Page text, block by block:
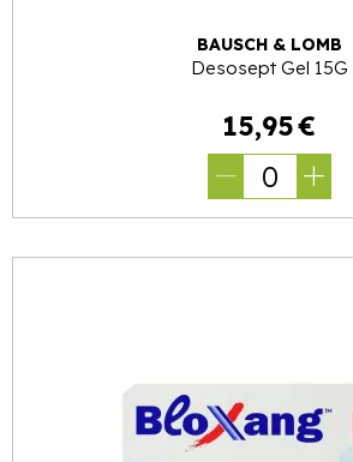
BAUSCH & LOMB
Desosept Gel 15G
15,95€
0